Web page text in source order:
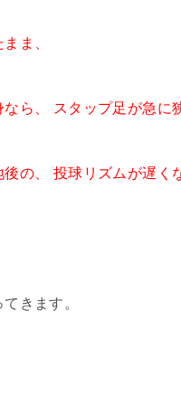
ま、
なら、 スタップ足が急に
後の、 投球リズムが遅く
きます。